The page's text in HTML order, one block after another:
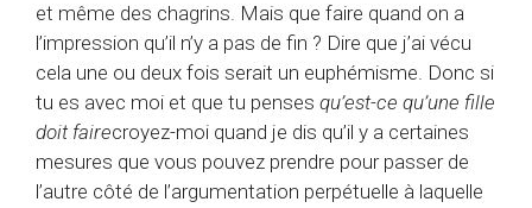
et même des chagrins. Mais que faire quand on a
l’impression qu’il n’y a pas de fin ? Dire que j’ai vécu
cela une ou deux fois serait un euphémisme. Donc si
tu es avec moi et que tu penses qu’est-ce qu’une fille
doit fairecroyez-moi quand je dis qu’il y a certaines
mesures que vous pouvez prendre pour passer de
l’autre côté de l’argumentation perpétuelle à laquelle